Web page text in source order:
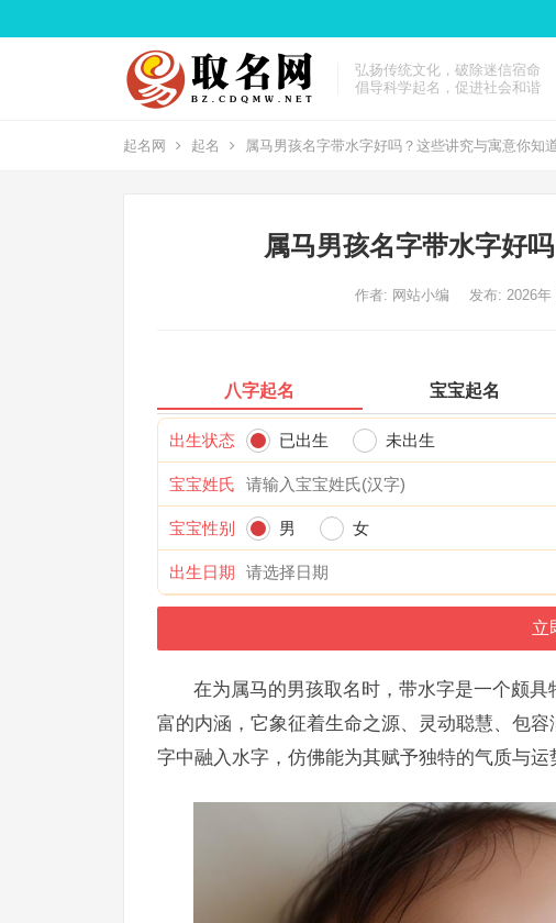
弘扬传统文化，破除迷信宿命
倡导科学起名，促进社会和谐
起名网 起名 属马男孩名字带水字好吗？这些讲究与寓意你知
属马男孩名字带水字好
作者: 网站小编 发布: 2026年
八字起名 宝宝起名
出生状态 已出生 未出生
宝宝姓氏
宝宝性别 男 女
出生日期
在为属马的男孩取名时，带水字是一个颇
富的内涵，它象征着生命之源、灵动聪慧、包
字中融入水字，仿佛能为其赋予独特的气质与运